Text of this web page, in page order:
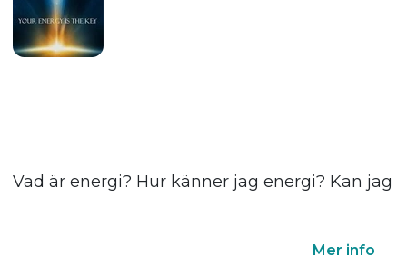
Vad är energi? Hur känner jag energi? Kan
Mer info